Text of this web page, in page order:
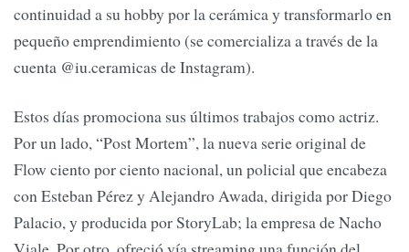
continuidad a su hobby por la cerámica y transformarlo en
pequeño emprendimiento (se comercializa a través de la
cuenta @iu.ceramicas de Instagram).
Estos días promociona sus últimos trabajos como actriz.
Por un lado, “Post Mortem”, la nueva serie original de
Flow ciento por ciento nacional, un policial que encabeza
con Esteban Pérez y Alejandro Awada, dirigida por Diego
Palacio, y producida por StoryLab; la empresa de Nacho